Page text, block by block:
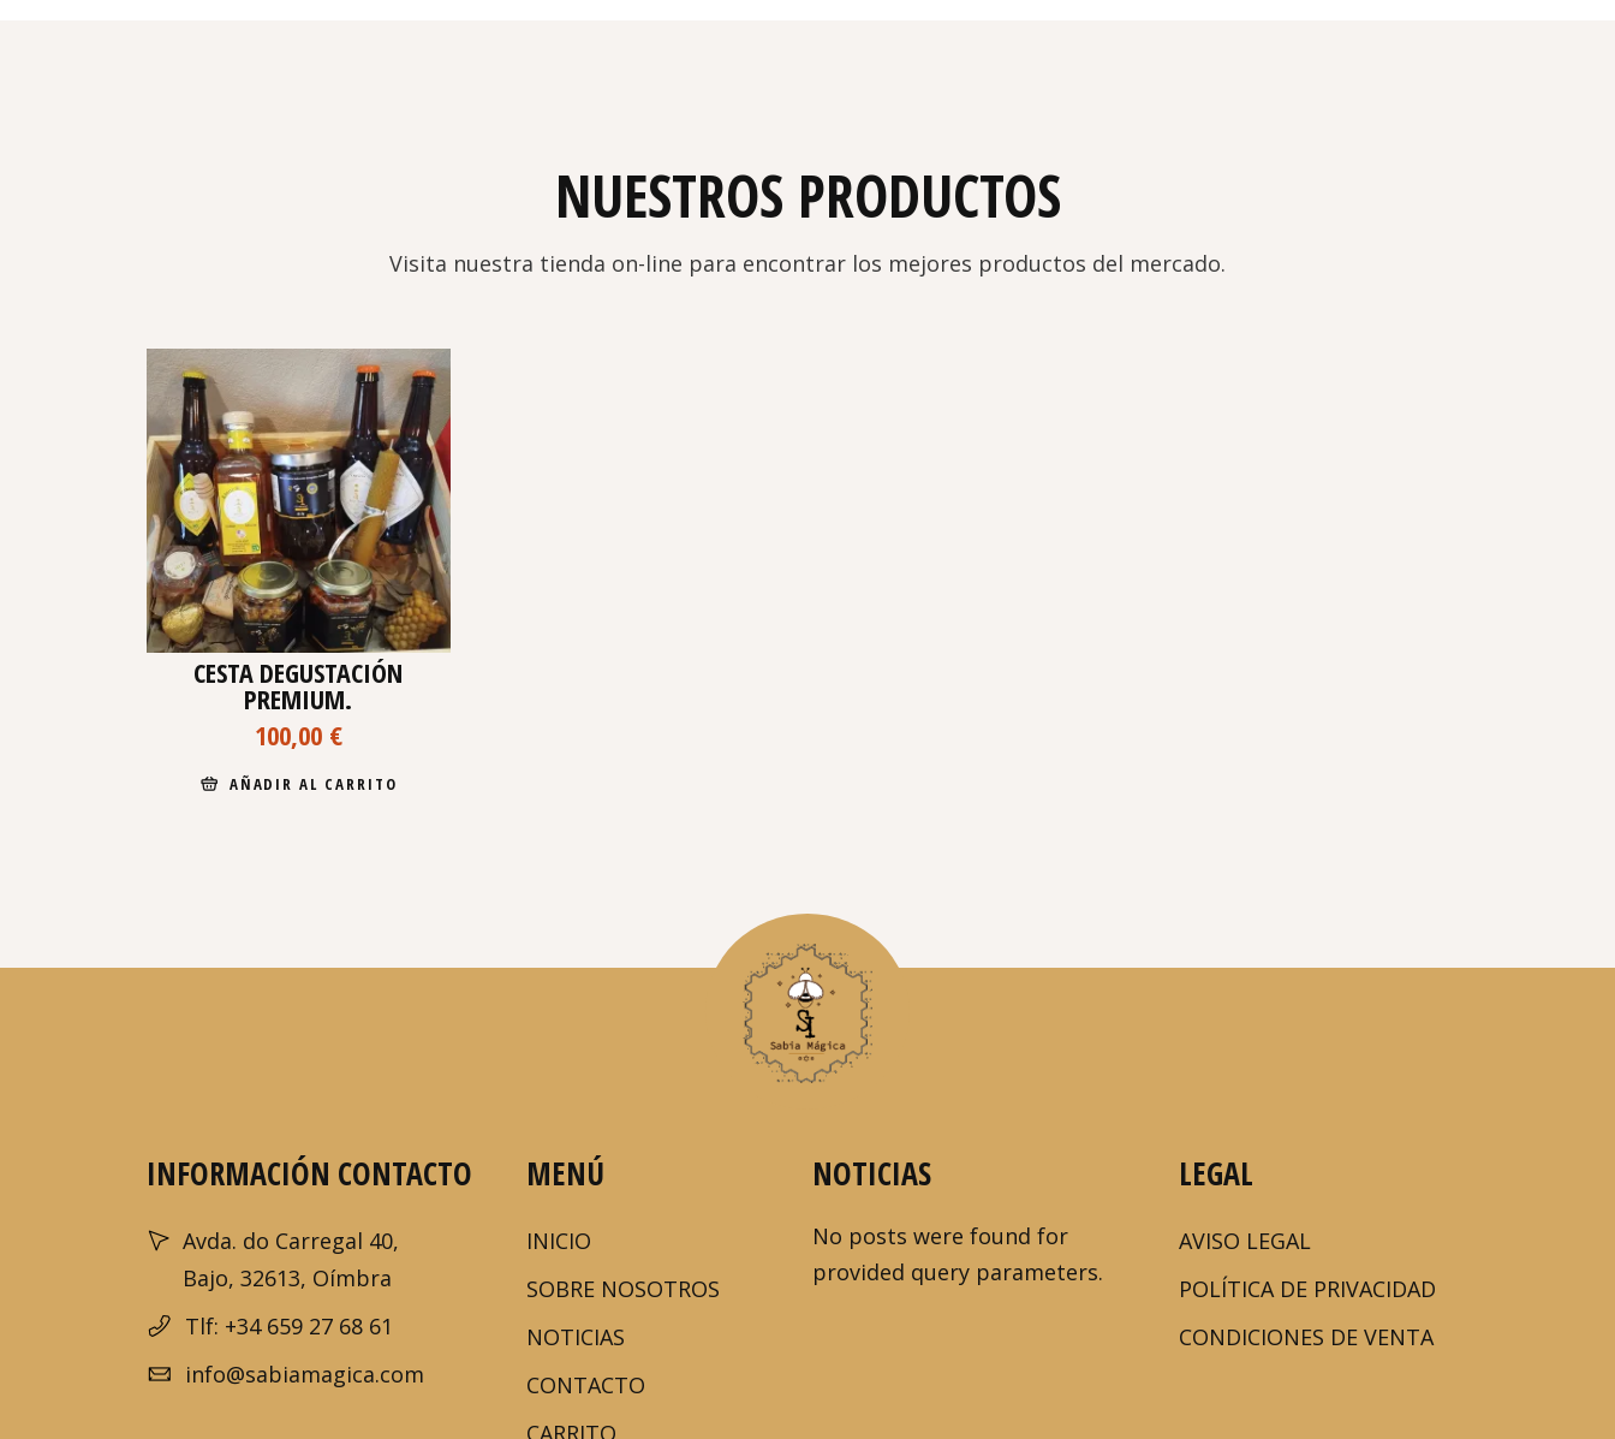
NUESTROS PRODUCTOS
Visita nuestra tienda on-line para encontrar los mejores productos del mercado.
CESTA DEGUSTACIÓN
PREMIUM.
100,00 €
AÑADIR AL CARRITO
INFORMACIÓN CONTACTO
Avda. do Carregal 40,
Bajo, 32613, Oímbra
Tlf: +34 659 27 68 61
info@sabiamagica.com
MENÚ
INICIO
SOBRE NOSOTROS
NOTICIAS
CONTACTO
CARRITO
NOTICIAS
No posts were found for
provided query parameters.
LEGAL
AVISO LEGAL
POLÍTICA DE PRIVACIDAD
CONDICIONES DE VENTA